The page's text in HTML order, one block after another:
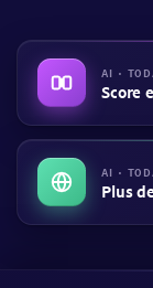
AI ·
Score
AI ·
Plus